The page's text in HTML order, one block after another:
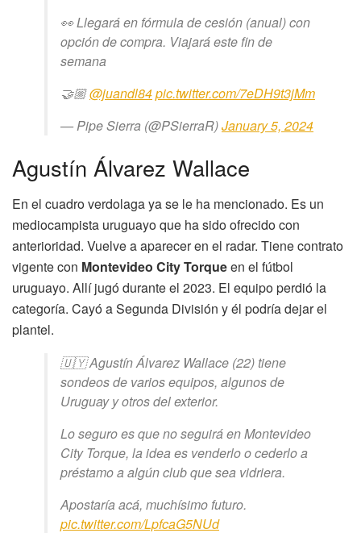
👀 Llegará en fórmula de cesión (anual) con
opción de compra. Viajará este fin de
semana
🤝🏼@juandl84pic.twitter.com/7eDH9t3jMm
— Pipe Sierra (@PSierraR)January 5, 2024
Agustín Álvarez Wallace
En el cuadro verdolaga ya se le ha mencionado. Es un
mediocampista uruguayo que ha sido ofrecido con
anterioridad. Vuelve a aparecer en el radar. Tiene contrato
vigente con Montevideo City Torqueen el fútbol
uruguayo. Allí jugó durante el 2023. El equipo perdió la
categoría. Cayó a Segunda División y él podría dejar el
plantel.
🇺🇾 Agustín Álvarez Wallace (22) tiene
sondeos de varios equipos, algunos de
Uruguay y otros del exterior.
Lo seguro es que no seguirá en Montevideo
City Torque, la idea es venderlo o cederlo a
préstamo a algún club que sea vidriera.
Apostaría acá, muchísimo futuro.
pic.twitter.com/LpfcaG5NUd